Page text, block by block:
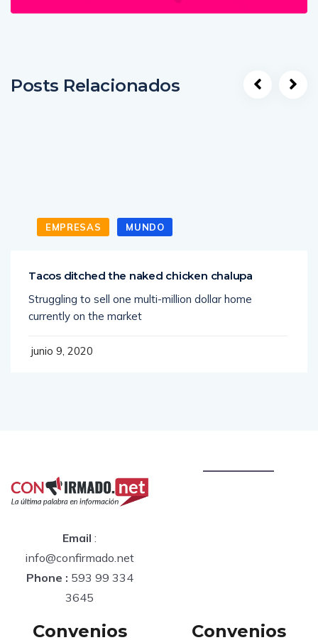
Posts Relacionados
EMPRESAS MUNDO
Tacos ditched the naked chicken chalupa
Struggling to sell one multi-million dollar home
currently on the market
junio 9, 2020
Email :
info@confirmado.net
Phone : 593 99 334
3645
Convenios Convenios